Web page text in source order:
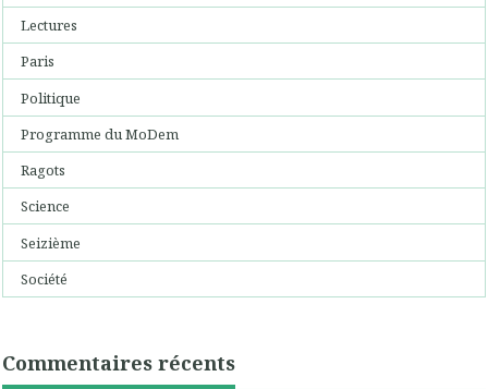
Lectures
Paris
Politique
Programme du MoDem
Ragots
Science
Seizième
Société
Commentaires récents